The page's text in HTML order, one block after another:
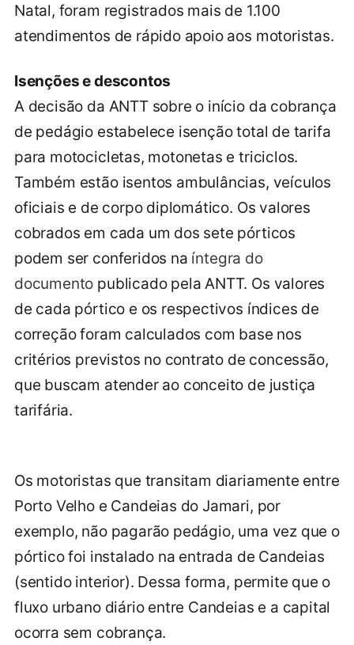
Natal, foram registrados mais de 1.100
atendimentos de rápido apoio aos motoristas.
Isenções e descontos
A decisão da ANTT sobre o início da cobrança
de pedágio estabelece isenção total de tarifa
para motocicletas, motonetas e triciclos.
Também estão isentos ambulâncias, veículos
oficiais e de corpo diplomático. Os valores
cobrados em cada um dos sete pórticos
podem ser conferidos na íntegra do
documento publicado pela ANTT. Os valores
de cada pórtico e os respectivos índices de
correção foram calculados com base nos
critérios previstos no contrato de concessão,
que buscam atender ao conceito de justiça
tarifária.
Os motoristas que transitam diariamente entre
Porto Velho e Candeias do Jamari, por
exemplo, não pagarão pedágio, uma vez que o
pórtico foi instalado na entrada de Candeias
(sentido interior). Dessa forma, permite que o
fluxo urbano diário entre Candeias e a capital
ocorra sem cobrança.